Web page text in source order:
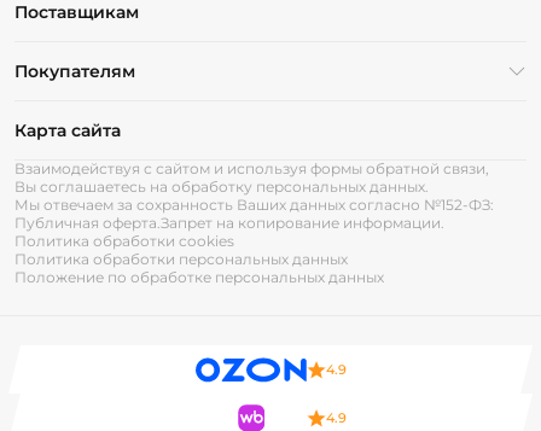
Поставщикам
Покупателям
Карта сайта
Взаимодействуя с сайтом и используя формы обратной связи,
Вы соглашаетесь на обработку персональных данных.
Мы отвечаем за сохранность Ваших данных согласно №152-ФЗ:
Публичная оферта.Запрет на копирование информации.
Политика обработки cookies
Политика обработки персональных данных
Положение по обработке персональных данных
4.9
4.9